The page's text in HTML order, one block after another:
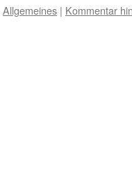
Allgemeines | Kommentar